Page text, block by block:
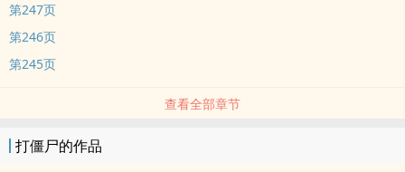
第247页
第246页
第245页
查看全部章节
打僵尸的作品